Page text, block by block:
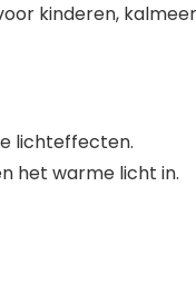
kinderen,
lichteffecten.
het warme licht in.